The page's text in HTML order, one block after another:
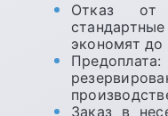
Отказ от
экономят до
Заказ в